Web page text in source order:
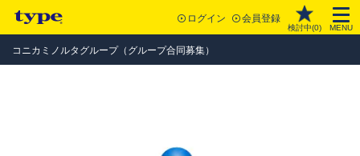
ログイン 会員登録
検討中(0) MENU
コニカミノルタグループ（グループ合同募集）